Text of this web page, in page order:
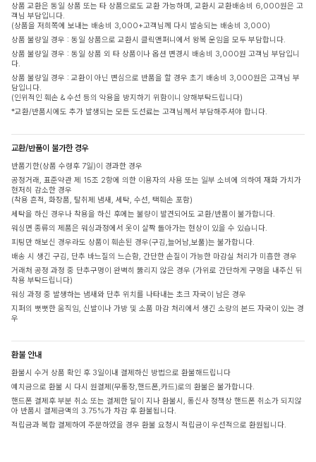
상품 교환은 동일 상품 또는 타 상품으로도 교환 가능하며, 교환시 교환배송비 6,000원은 고
객님 부담입니다.
(상품을 저희쪽에 보내는 배송비 3,000+고객님께 다시 발송되는 배송비 3,000)
상품 불량일 경우 : 동일 상품으로 교환시 클릭앤퍼니에서 왕복 운임을 모두 부담합니다.
상품 불량일 경우 : 동일 상품 외 타 상품이나 옵션 변경시 배송비 3,000원 고객님 부담입니
다.
상품 불량일 경우 : 교환이 아닌 변심으로 반품을 할 경우 초기 배송비 3,000원은 고객님 부
담입니다.
(인위적인 훼손 & 수선 등의 악용을 방지하기 위함이니 양해부탁드립니다)
*교환/반품시에도 추가 발생되는 모든 도선료는 고객님께서 부담해주셔야 합니다.
교환/반품이 불가한 경우
반품기한(상품 수령후 7일)이 경과한 경우
공정거래, 표준약관 제 15조 2항에 의한 이용자의 사용 또는 일부 소비에 의하여 재화 가치가
현저히 감소한 경우
(착용 흔적, 화장품, 탈취제 냄새, 세탁, 수선, 택훼손 포함)
세탁을 하신 경우나 착용을 하신 후에는 불량이 발견되어도 교환/반품이 불가합니다.
워싱면 종류의 제품은 워싱과정에서 옷이 살짝 돌아가는 현상이 있을 수 있습니다.
피팅만 해보신 경우라도 상품이 훼손된 경우(구김,늘어남,보풀)는 불가합니다.
배송 시 생긴 구김, 단추 바느질의 느슨함, 간단한 손질이 가능한 마감실 처리가 미흡한 경우
거래처 공정 과정 중 단추구멍이 완벽히 뚫리지 않은 경우 (가위로 간단하게 구멍을 내주신 뒤
착용 부탁드립니다)
워싱 과정 중 발생하는 냄새와 단추 위치를 나타내는 초크 자국이 남은 경우
지퍼의 뻣뻣한 움직임, 신발이나 가방 및 소품 마감 처리에서 생긴 소량의 본드 자국이 있는 경
우
환불 안내
환불시 수거 상품 확인 후 3일이내 결제하신 방법으로 환불해드립니다
예치금으로 환불 시 다시 원결제(무통장,핸드폰,카드)로의 환불은 불가합니다.
핸드폰 결제후 부분 취소 또는 결제한 달이 지나 환불시, 통신사 정책상 핸드폰 취소가 되지않
아 반품시 결제금액의 3.75%가 차감 후 환불됩니다.
적립금과 복합 결제하여 주문하였을 경우 환불 요청시 적립금이 우선적으로 환원됩니다.